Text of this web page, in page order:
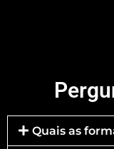
Quais as